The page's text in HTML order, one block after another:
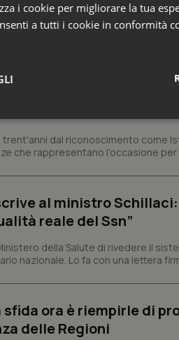
dello Spallanzani:
trent'anni dal riconoscimento come
che rappresentano l'occasione
al ministro
reale del Ssn”
della Salute di rivedere il
nazionale. Lo fa con una lettera
sfida ora è riempirle di
delle Regioni
i cookie per migliorare la tua
a tutti i cookie in conformità
Statistici
Necessari Statistici
a rendere fruibile il sito web
del sito. Il sito web non è in grado di
.youtube.com
settimane